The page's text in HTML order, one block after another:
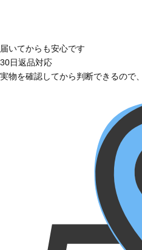
届いてからも安心です
30日返品対応
実物を確認してから判断できるので